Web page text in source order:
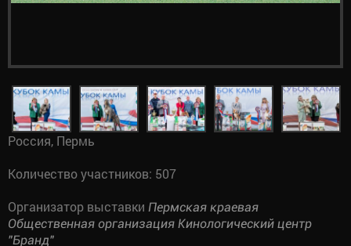
Россия, Пермь
Количество участников: 507
Организатор выставки Пермская краевая
Общественная организация Кинологический центр
"Бранд"